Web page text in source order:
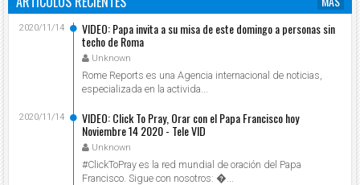
VIDEO: Papa invita a su misa de este domingo a personas sin
techo de Roma
Unknown
2020/11/14
Rome Reports es una Agencia internacional de noticias,
especializada en la activida...
VIDEO: Click To Pray, Orar con el Papa Francisco hoy
Noviembre 14 2020 - Tele VID
Unknown
2020/11/14
#ClickToPray es la red mundial de oración del Papa
Francisco. Sigue con nosotros: ...